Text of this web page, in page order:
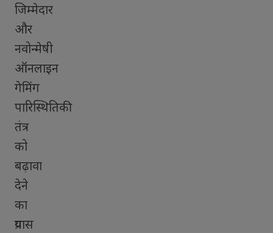
जिम्मेदार
और
नवोन्मेषी
ऑनलाइन
गेमिंग
पारिस्थितिकी
तंत्र
को
बढ़ावा
देने
का
प्रयास